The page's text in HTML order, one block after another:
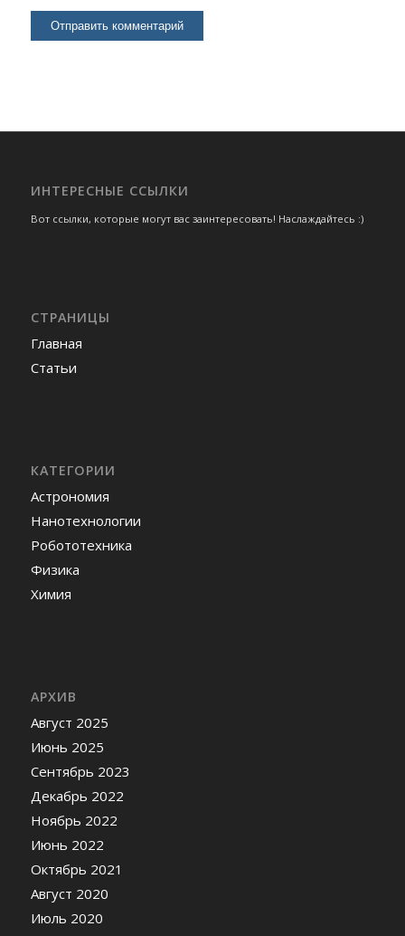
ИНТЕРЕСНЫЕ ССЫЛКИ
Вот ссылки, которые могут вас заинтересовать! Наслаждайтесь :)
СТРАНИЦЫ
Главная
Статьи
КАТЕГОРИИ
Астрономия
Нанотехнологии
Робототехника
Физика
Химия
АРХИВ
Август 2025
Июнь 2025
Сентябрь 2023
Декабрь 2022
Ноябрь 2022
Июнь 2022
Октябрь 2021
Август 2020
Июль 2020